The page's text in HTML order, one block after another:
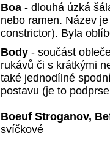
Boa - dlouhá úzká
nebo ramen. Název
constrictor). Byla
Body - součást
rukávů či s krátkými
také jednodílné
postavu (je to
Boeuf Stroganov,
svíčkové